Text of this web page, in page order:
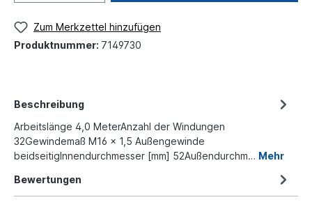
Zum Merkzettel hinzufügen
Produktnummer: 7149730
Beschreibung
Arbeitslänge 4,0 MeterAnzahl der Windungen
32Gewindemaß M16 x 1,5 Außengewinde
beidseitigInnendurchmesser [mm] 52Außendurchm… Mehr
Bewertungen